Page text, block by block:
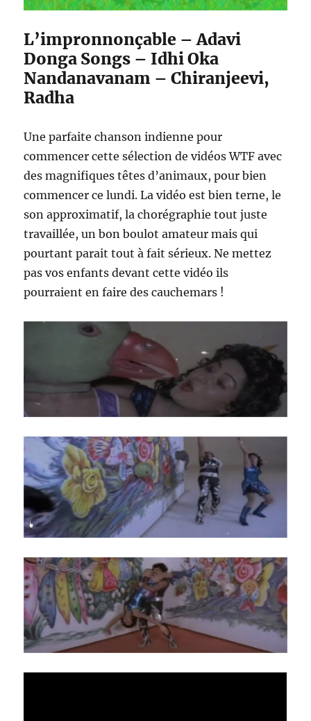
L’impronnonçable – Adavi
Donga Songs – Idhi Oka
Nandanavanam – Chiranjeevi,
Radha
Une parfaite chanson indienne pour
commencer cette sélection de vidéos WTF avec
des magnifiques têtes d’animaux, pour bien
commencer ce lundi. La vidéo est bien terne, le
son approximatif, la chorégraphie tout juste
travaillée, un bon boulot amateur mais qui
pourtant parait tout à fait sérieux. Ne mettez
pas vos enfants devant cette vidéo ils
pourraient en faire des cauchemars !